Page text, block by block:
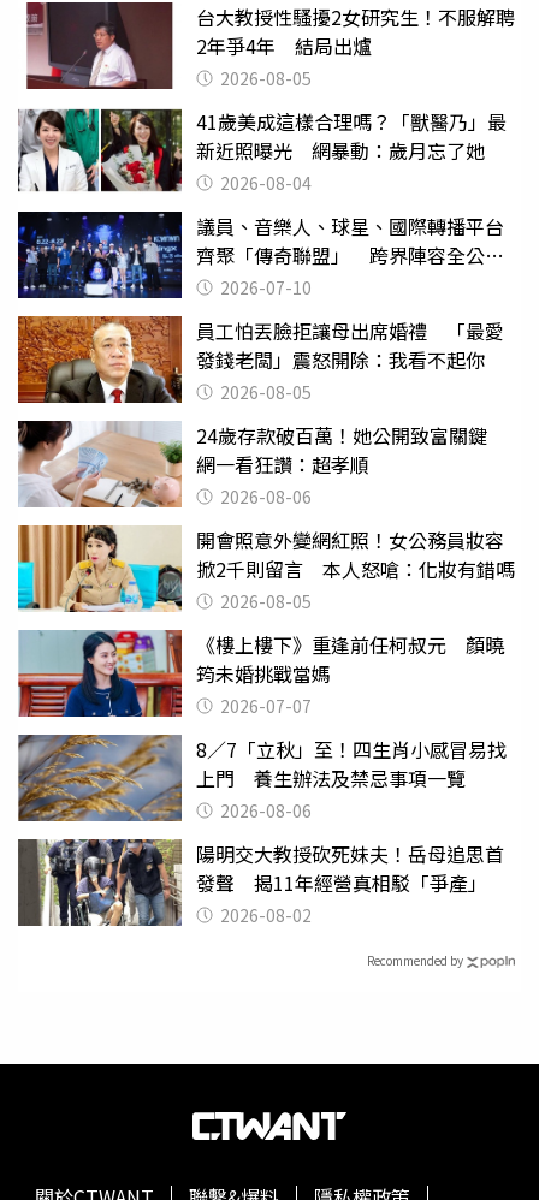
台大教授性騷擾2女研究生！不服解聘
2年爭4年 結局出爐
2026-08-05
41歲美成這樣合理嗎？「獸醫乃」最
新近照曝光 網暴動：歲月忘了她
2026-08-04
議員、音樂人、球星、國際轉播平台
齊聚「傳奇聯盟」 跨界陣容全公
開 劍指亞洲新傳奇聯賽
2026-07-10
員工怕丟臉拒讓母出席婚禮 「最愛
發錢老闆」震怒開除：我看不起你
2026-08-05
24歲存款破百萬！她公開致富關鍵
網一看狂讚：超孝順
2026-08-06
開會照意外變網紅照！女公務員妝容
掀2千則留言 本人怒嗆：化妝有錯嗎
2026-08-05
《樓上樓下》重逢前任柯叔元 顏曉
筠未婚挑戰當媽
2026-07-07
8／7「立秋」至！四生肖小感冒易找
上門 養生辦法及禁忌事項一覽
2026-08-06
陽明交大教授砍死妹夫！岳母追思首
發聲 揭11年經營真相駁「爭產」
2026-08-02
Recommended by